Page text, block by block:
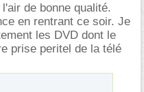
de bonne qualité.
en rentrant ce soir. Je
les DVD dont le
prise peritel de la télé